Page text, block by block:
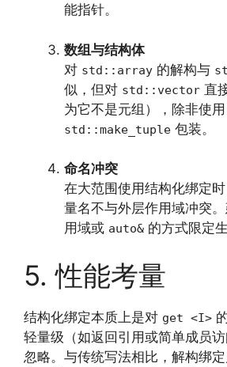
能指针。
数组与结构体
对 std::array 的解构与
似，但对 std::vector 直
为它不是元组），除非使用
std::make_tuple 包装。
命名冲突
在大范围使用结构化绑定
量名不与外层作用域冲突
用域或 auto& 的方式限定
5. 性能考量
结构化绑定本质上是对 get <I>
轻量级（如返回引用或简单成员
忽略。与传统写法相比，解构绑